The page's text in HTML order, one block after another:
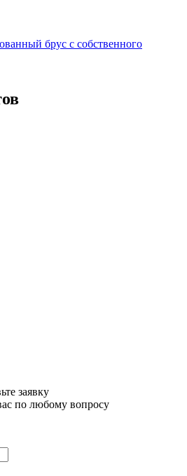
брус с собственного
заявку
по любому вопросу